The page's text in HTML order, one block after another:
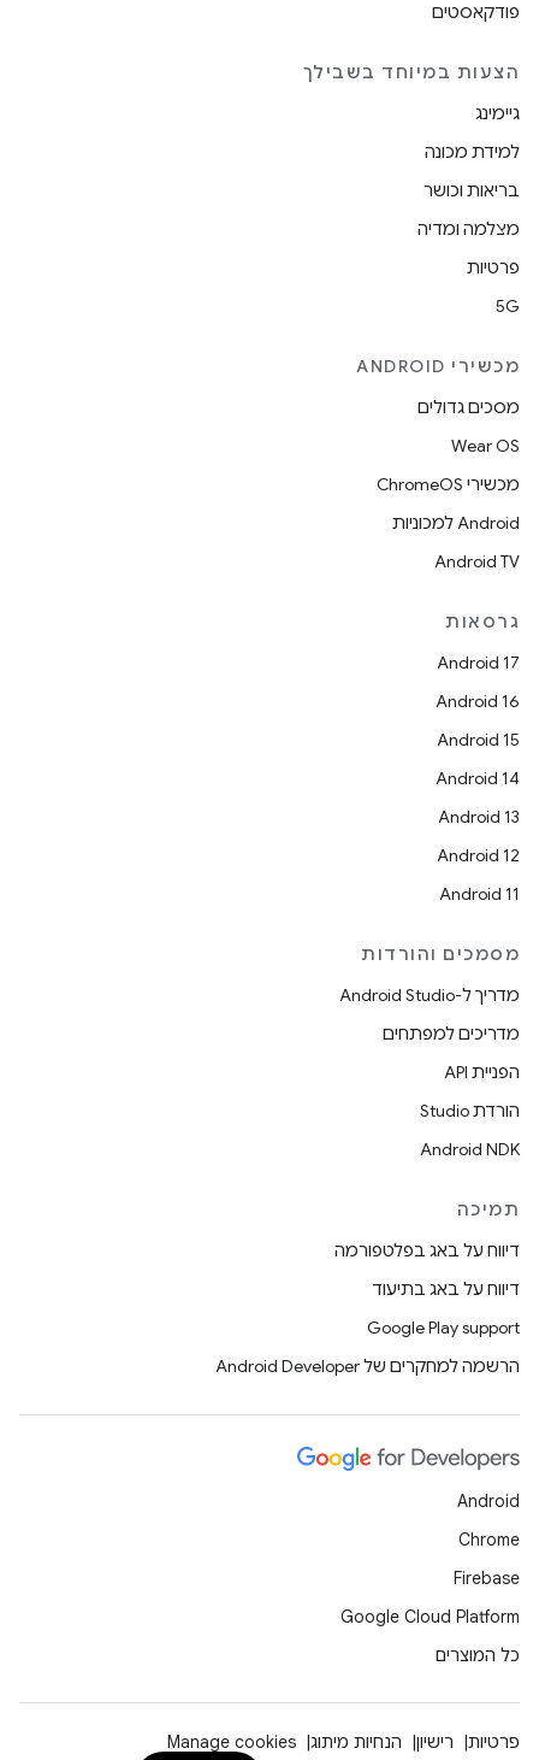
פודקאסטים
הצעות במיוחד בשבילך
גיימינג
למידת מכונה
בריאות וכושר
מצלמה ומדיה
פרטיות
5G
מכשירי ANDROID
מסכים גדולים
Wear OS
מכשירי ChromeOS
Android למכוניות
Android TV
גרסאות
Android 17
Android 16
Android 15
Android 14
Android 13
Android 12
Android 11
מסמכים והורדות
מדריך ל-Android Studio
מדריכים למפתחים
הפניית API
הורדת Studio
Android NDK
תמיכה
דיווח על באג בפלטפורמה
דיווח על באג בתיעוד
Google Play support
הרשמה למחקרים של Android Developer
Android
Chrome
Firebase
Google Cloud Platform
כל המוצרים
פרטיות רישיון הנחיות מיתוג Manage cookies